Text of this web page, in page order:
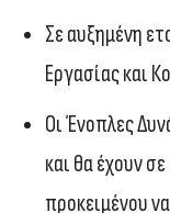
Σε αυξημένη
Εργασίας και
Οι Ένοπλες
και θα έχουν
προκειμένου